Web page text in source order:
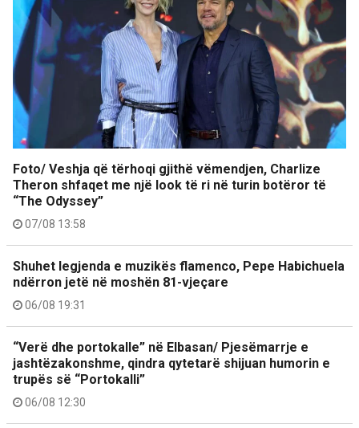
Foto/ Veshja që tërhoqi gjithë vëmendjen, Charlize
Theron shfaqet me një look të ri në turin botëror të
“The Odyssey”
07/08 13:58
Shuhet legjenda e muzikës flamenco, Pepe Habichuela
ndërron jetë në moshën 81-vjeçare
06/08 19:31
“Verë dhe portokalle” në Elbasan/ Pjesëmarrje e
jashtëzakonshme, qindra qytetarë shijuan humorin e
trupës së “Portokalli”
06/08 12:30